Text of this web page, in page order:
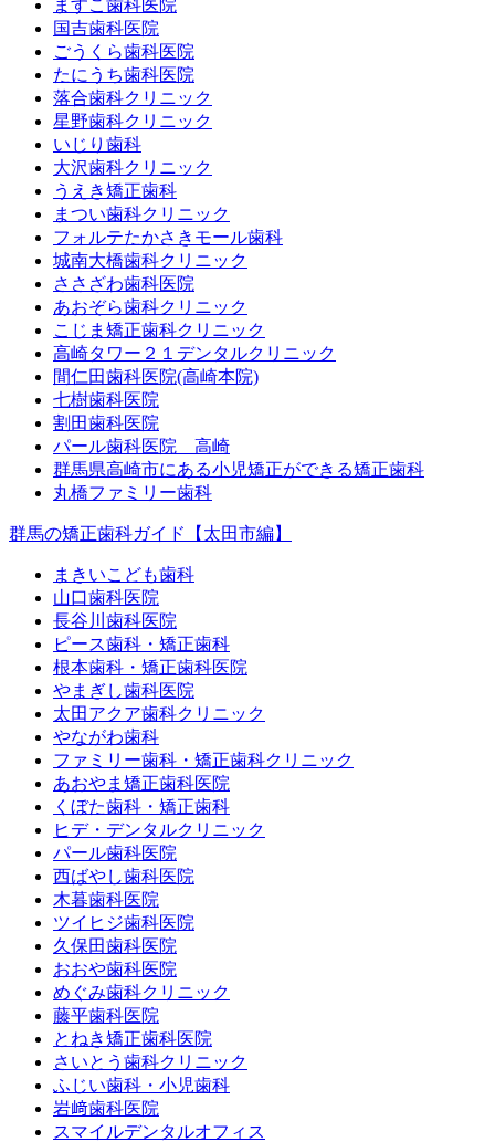
ますこ歯科医院
国吉歯科医院
ごうくら歯科医院
たにうち歯科医院
落合歯科クリニック
星野歯科クリニック
いじり歯科
大沢歯科クリニック
うえき矯正歯科
まつい歯科クリニック
フォルテたかさきモール歯科
城南大橋歯科クリニック
ささざわ歯科医院
あおぞら歯科クリニック
こじま矯正歯科クリニック
高崎タワー２１デンタルクリニック
間仁田歯科医院(高崎本院)
七樹歯科医院
割田歯科医院
パール歯科医院 高崎
群馬県高崎市にある小児矯正ができる矯正歯科
丸橋ファミリー歯科
群馬の矯正歯科ガイド【太田市編】
まきいこども歯科
山口歯科医院
長谷川歯科医院
ピース歯科・矯正歯科
根本歯科・矯正歯科医院
やまぎし歯科医院
太田アクア歯科クリニック
やながわ歯科
ファミリー歯科・矯正歯科クリニック
あおやま矯正歯科医院
くぼた歯科・矯正歯科
ヒデ・デンタルクリニック
パール歯科医院
西ばやし歯科医院
木暮歯科医院
ツイヒジ歯科医院
久保田歯科医院
おおや歯科医院
めぐみ歯科クリニック
藤平歯科医院
とねき矯正歯科医院
さいとう歯科クリニック
ふじい歯科・小児歯科
岩﨑歯科医院
スマイルデンタルオフィス